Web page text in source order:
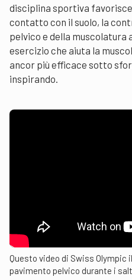
disciplina sportiva
contatto con il suolo, la
pelvico e della muscolatura
esercizio che aiuta la
ancor più efficace sotto
inspirando.
Questo video di Swiss
pavimento pelvico durante i